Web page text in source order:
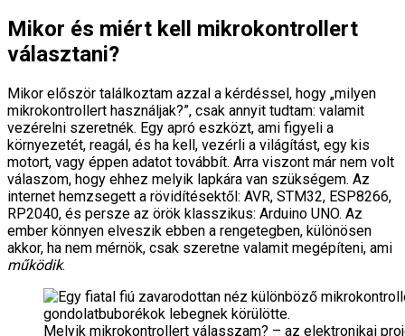
Mikor és miért kell mikrokontrollert
választani?
Mikor először találkoztam azzal a kérdéssel, hogy „milyen
mikrokontrollert használjak?”, csak annyit tudtam: valamit
vezérelni szeretnék. Egy apró eszközt, ami figyeli a
környezetét, reagál, és ha kell, vezérli a világítást, egy kis
motort, vagy éppen adatot továbbít. Arra viszont már nem volt
válaszom, hogy ehhez melyik lapkára van szükségem. Az
internet hemzsegett a rövidítésektől: AVR, STM32, ESP8266,
RP2040, és persze az örök klasszikus: Arduino UNO. Az
ember könnyen elveszik ebben a rengetegben, különösen
akkor, ha nem mérnök, csak szeretne valamit megépíteni, ami
működik.
Melyik mikrokontrollert válasszam? – az elektronikai